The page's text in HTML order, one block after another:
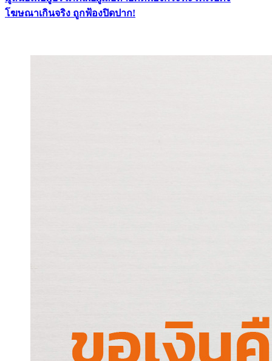
โฆษณาเกินจริง ถูกฟ้องปิดปาก!